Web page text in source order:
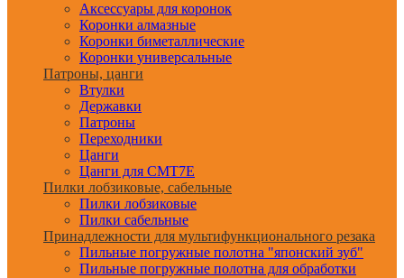
Аксессуары для коронок
Коронки алмазные
Коронки биметаллические
Коронки универсальные
Патроны, цанги
Втулки
Державки
Патроны
Переходники
Цанги
Цанги для CMT7E
Пилки лобзиковые, сабельные
Пилки лобзиковые
Пилки сабельные
Принадлежности для мультифункционального резака
Пильные погружные полотна "японский зуб"
Пильные погружные полотна для обработки